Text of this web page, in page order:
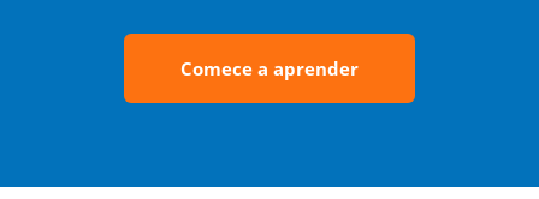
Comece a aprender